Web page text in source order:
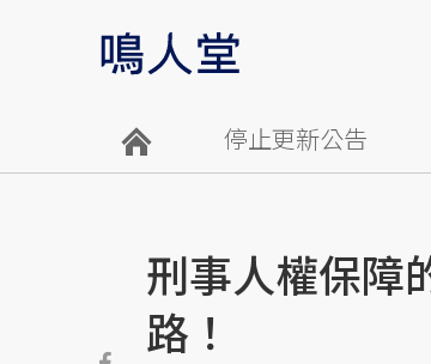
停止更新公告
刑事人權保障
路！